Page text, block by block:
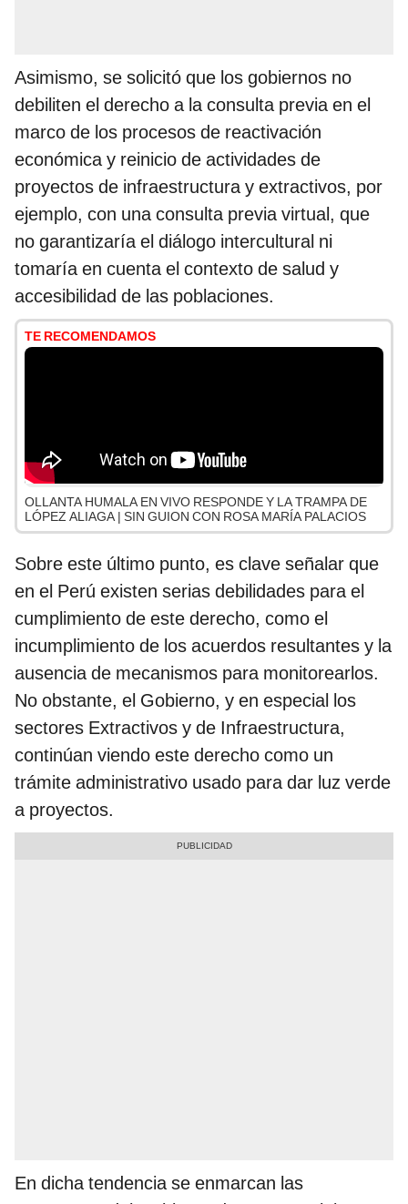
Asimismo, se solicitó que los gobiernos no
debiliten el derecho a la consulta previa en el
marco de los procesos de reactivación
económica y reinicio de actividades de
proyectos de infraestructura y extractivos, por
ejemplo, con una consulta previa virtual, que
no garantizaría el diálogo intercultural ni
tomaría en cuenta el contexto de salud y
accesibilidad de las poblaciones.
TE RECOMENDAMOS
OLLANTA HUMALA EN VIVO RESPONDE Y LA TRAMPA DE
LÓPEZ ALIAGA | SIN GUION CON ROSA MARÍA PALACIOS
Sobre este último punto, es clave señalar que
en el Perú existen serias debilidades para el
cumplimiento de este derecho, como el
incumplimiento de los acuerdos resultantes y la
ausencia de mecanismos para monitorearlos.
No obstante, el Gobierno, y en especial los
sectores Extractivos y de Infraestructura,
continúan viendo este derecho como un
trámite administrativo usado para dar luz verde
a proyectos.
En dicha tendencia se enmarcan las